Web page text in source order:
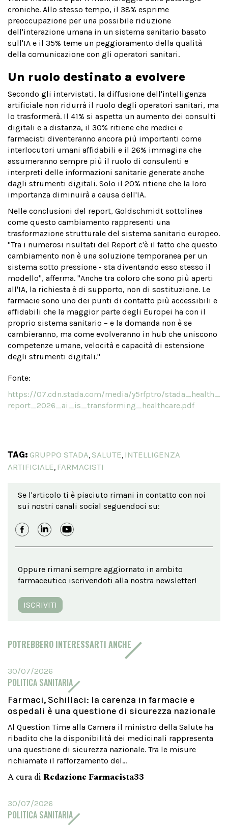
croniche. Allo stesso tempo, il 38% esprime
preoccupazione per una possibile riduzione
dell'interazione umana in un sistema sanitario basato
sull'IA e il 35% teme un peggioramento della qualità
della comunicazione con gli operatori sanitari.
Un ruolo destinato a evolvere
Secondo gli intervistati, la diffusione dell'intelligenza
artificiale non ridurrà il ruolo degli operatori sanitari, ma
lo trasformerà. Il 41% si aspetta un aumento dei consulti
digitali e a distanza, il 30% ritiene che medici e
farmacisti diventeranno ancora più importanti come
interlocutori umani affidabili e il 26% immagina che
assumeranno sempre più il ruolo di consulenti e
interpreti delle informazioni sanitarie generate anche
dagli strumenti digitali. Solo il 20% ritiene che la loro
importanza diminuirà a causa dell'IA.
Nelle conclusioni del report, Goldschmidt sottolinea
come questo cambiamento rappresenti una
trasformazione strutturale del sistema sanitario europeo.
"Tra i numerosi risultati del Report c'è il fatto che questo
cambiamento non è una soluzione temporanea per un
sistema sotto pressione - sta diventando esso stesso il
modello", afferma. "Anche tra coloro che sono più aperti
all'IA, la richiesta è di supporto, non di sostituzione. Le
farmacie sono uno dei punti di contatto più accessibili e
affidabili che la maggior parte degli Europei ha con il
proprio sistema sanitario – e la domanda non è se
cambieranno, ma come evolveranno in hub che uniscono
competenze umane, velocità e capacità di estensione
degli strumenti digitali."
Fonte:
https://07.cdn.stada.com/media/y5rfptro/stada_health_
report_2026_ai_is_transforming_healthcare.pdf
TAG: GRUPPO STADA, SALUTE, INTELLIGENZA
ARTIFICIALE, FARMACISTI
Se l'articolo ti è piaciuto rimani in contatto con noi
sui nostri canali social seguendoci su:
Oppure rimani sempre aggiornato in ambito
farmaceutico iscrivendoti alla nostra newsletter!
ISCRIVITI
POTREBBERO INTERESSARTI ANCHE
30/07/2026
POLITICA SANITARIA
Farmaci, Schillaci: la carenza in farmacie e
ospedali è una questione di sicurezza nazionale
Al Question Time alla Camera il ministro della Salute ha
ribadito che la disponibilità dei medicinali rappresenta
una questione di sicurezza nazionale. Tra le misure
richiamate il rafforzamento del...
A cura di Redazione Farmacista33
30/07/2026
POLITICA SANITARIA